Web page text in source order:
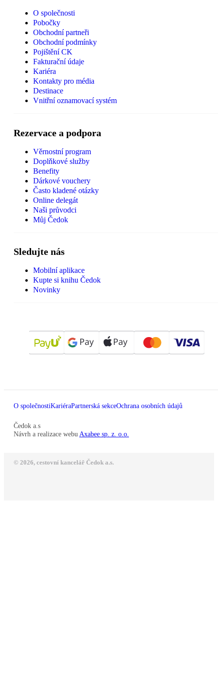
O společnosti
Pobočky
Obchodní partneři
Obchodní podmínky
Pojištění CK
Fakturační údaje
Kariéra
Kontakty pro média
Destinace
Vnitřní oznamovací systém
Rezervace a podpora
Věrnostní program
Doplňkové služby
Benefity
Dárkové vouchery
Často kladené otázky
Online delegát
Naši průvodci
Můj Čedok
Sledujte nás
Mobilní aplikace
Kupte si knihu Čedok
Novinky
O společnostiKariéraPartnerská sekceOchrana osobních údajů
Čedok a.s
Návrh a realizace webu Axabee sp. z. o.o.
© 2026, cestovní kancelář Čedok a.s.